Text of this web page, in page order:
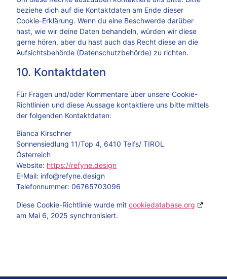
beziehe dich auf die Kontaktdaten am Ende dieser
Cookie-Erklärung. Wenn du eine Beschwerde darüber
hast, wie wir deine Daten behandeln, würden wir diese
gerne hören, aber du hast auch das Recht diese an die
Aufsichtsbehörde (Datenschutzbehörde) zu richten.
10. Kontaktdaten
Für Fragen und/oder Kommentare über unsere Cookie-
Richtlinien und diese Aussage kontaktiere uns bitte mittels
der folgenden Kontaktdaten:
Bianca Kirschner
Sonnensiedlung 11/Top 4, 6410 Telfs/ TIROL
Österreich
Website: https://refyne.design
E-Mail: info@refyne.design
Telefonnummer: 06765703096
Diese Cookie-Richtlinie wurde mit cookiedatabase.org
am Mai 6, 2025 synchronisiert.